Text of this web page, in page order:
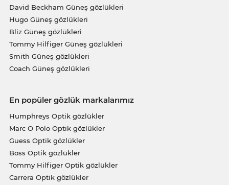
David Beckham Güneş gözlükleri
Hugo Güneş gözlükleri
Bliz Güneş gözlükleri
Tommy Hilfiger Güneş gözlükleri
Smith Güneş gözlükleri
Coach Güneş gözlükleri
En popüler gözlük markalarımız
Humphreys Optik gözlükler
Marc O Polo Optik gözlükler
Guess Optik gözlükler
Boss Optik gözlükler
Tommy Hilfiger Optik gözlükler
Carrera Optik gözlükler